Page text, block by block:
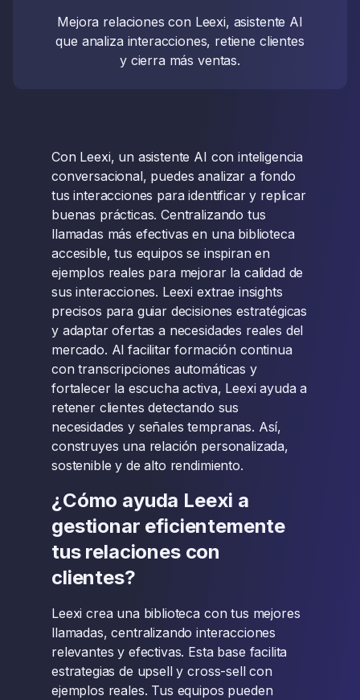
Mejora relaciones con Leexi, asistente AI
que analiza interacciones, retiene clientes
y cierra más ventas.
Con Leexi, un asistente AI con inteligencia
conversacional, puedes analizar a fondo
tus interacciones para identificar y replicar
buenas prácticas. Centralizando tus
llamadas más efectivas en una biblioteca
accesible, tus equipos se inspiran en
ejemplos reales para mejorar la calidad de
sus interacciones. Leexi extrae insights
precisos para guiar decisiones estratégicas
y adaptar ofertas a necesidades reales del
mercado. Al facilitar formación continua
con transcripciones automáticas y
fortalecer la escucha activa, Leexi ayuda a
retener clientes detectando sus
necesidades y señales tempranas. Así,
construyes una relación personalizada,
sostenible y de alto rendimiento.
¿Cómo ayuda Leexi a
gestionar eficientemente
tus relaciones con
clientes?
Leexi crea una biblioteca con tus mejores
llamadas, centralizando interacciones
relevantes y efectivas. Esta base facilita
estrategias de upsell y cross-sell con
ejemplos reales. Tus equipos pueden